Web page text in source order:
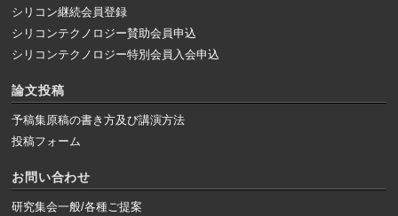
シリコン継続会員登録
シリコンテクノロジー賛助会員申込
シリコンテクノロジー特別会員入会申込
論文投稿
予稿集原稿の書き方及び講演方法
投稿フォーム
お問い合わせ
研究集会一般/各種ご提案